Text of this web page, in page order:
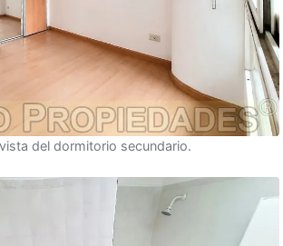
del dormitorio secundario.